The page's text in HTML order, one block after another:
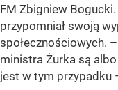
FM Zbigniew
przypomniał swoją
społecznościowych.
ministra Żurka są
jest w tym przypadku